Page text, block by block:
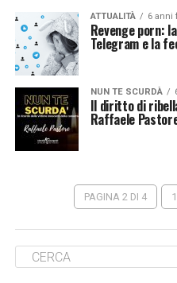
ATTUALITÀ 6 anni
Revenge porn:
Telegram e la
NUN TE SCURDÀ
Il diritto di
Raffaele
PAGINA 2 DI 4 1